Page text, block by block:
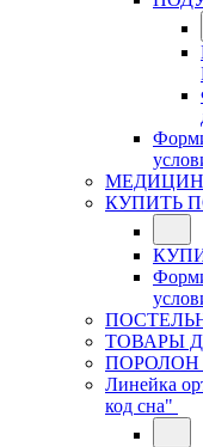
КУПИТЬ
ТОВАРЫ
ПОРОЛОН
Линейка
код сна"